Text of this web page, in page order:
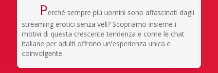
Perché sempre più uomini sono affascinati dagli
streaming erotici senza veli? Scopriamo insieme i
motivi di questa crescente tendenza e come le chat
italiane per adulti offrono un'esperienza unica e
coinvolgente.